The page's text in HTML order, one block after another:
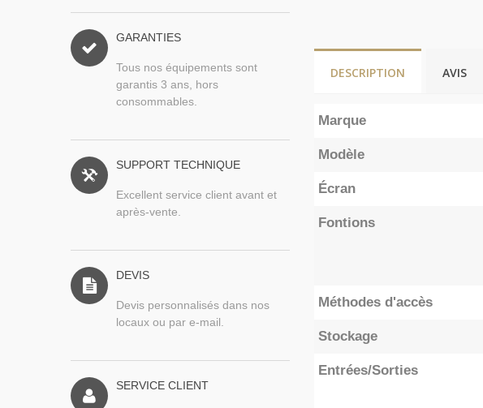
GARANTIES
Tous nos équipements sont
garantis 3 ans, hors
consommables.
SUPPORT TECHNIQUE
Excellent service client avant et
après-vente.
DEVIS
Devis personnalisés dans nos
locaux ou par e-mail.
SERVICE CLIENT
DESCRIPTION AVIS
Marque
Modèle
Écran
Fontions
Méthodes d'accès
Stockage
Entrées/Sorties